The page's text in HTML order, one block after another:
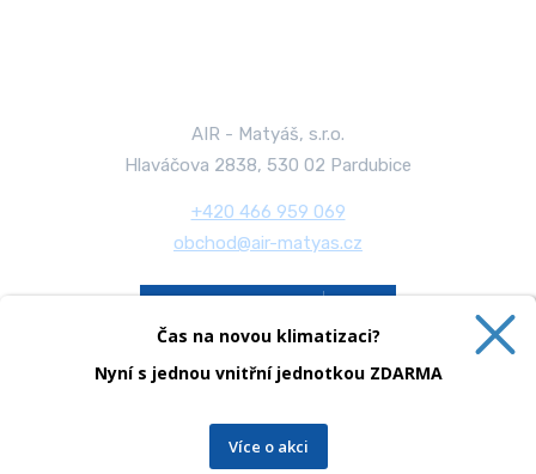
AIR - Matyáš, s.r.o.
Hlaváčova 2838, 530 02 Pardubice
+420 466 959 069
obchod@air-matyas.cz
pro práce s chladivy
© 2026, AIR - Matyáš, s.r.o. - všechna práva vyhrazena
Podmínky použití|Bezpečnost a ochrana osobních údajů
TENTO WEB VYUŽÍVÁ
Čas na novou klimatizaci?
Nyní s jednou vnitřní jednotkou ZDARMA
Více o akci